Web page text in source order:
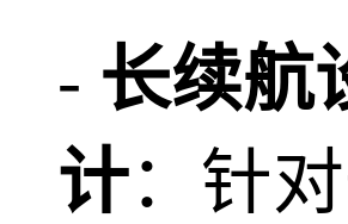
- 长续航
计：针